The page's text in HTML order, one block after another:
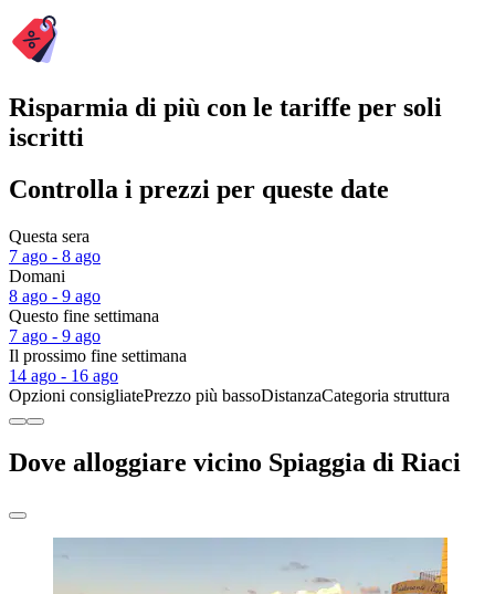
Risparmia di più con le tariffe per soli
iscritti
Controlla i prezzi per queste date
Questa sera
7 ago - 8 ago
Domani
8 ago - 9 ago
Questo fine settimana
7 ago - 9 ago
Il prossimo fine settimana
14 ago - 16 ago
Opzioni consigliatePrezzo più bassoDistanzaCategoria struttura
Dove alloggiare vicino Spiaggia di Riaci